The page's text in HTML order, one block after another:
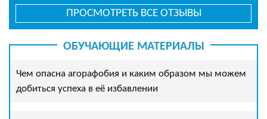
ПРОСМОТРЕТЬ ВСЕ ОТЗЫВЫ
ОБУЧАЮЩИЕ МАТЕРИАЛЫ
Чем опасна агорафобия и каким образом мы можем
добиться успеха в её избавлении